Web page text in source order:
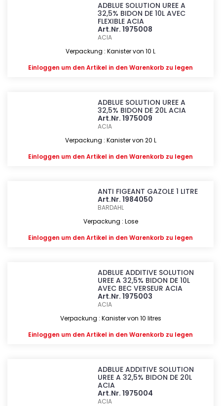
ADBLUE SOLUTION UREE A
32,5% BIDON DE 10L AVEC
FLEXIBLE ACIA
Art.Nr. 1975008
ACIA
Verpackung : Kanister von 10 L
Einloggen um den Artikel in den Warenkorb zu legen
ADBLUE SOLUTION UREE A
32,5% BIDON DE 20L ACIA
Art.Nr. 1975009
ACIA
Verpackung : Kanister von 20 L
Einloggen um den Artikel in den Warenkorb zu legen
ANTI FIGEANT GAZOLE 1 LITRE
Art.Nr. 1984050
BARDAHL
Verpackung : Lose
Einloggen um den Artikel in den Warenkorb zu legen
ADBLUE ADDITIVE SOLUTION
UREE A 32,5% BIDON DE 10L
AVEC BEC VERSEUR ACIA
Art.Nr. 1975003
ACIA
Verpackung : Kanister von 10 litres
Einloggen um den Artikel in den Warenkorb zu legen
ADBLUE ADDITIVE SOLUTION
UREE A 32,5% BIDON DE 20L
ACIA
Art.Nr. 1975004
ACIA